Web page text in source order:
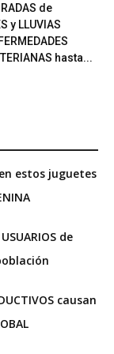
de
y LLUVIAS
hasta...
estos juguetes
de
causan